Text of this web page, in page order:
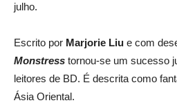
julho.
Escrito por Marjorie Liu e com
Monstress tornou-se um sucesso
leitores de BD. É descrita como
Ásia Oriental.